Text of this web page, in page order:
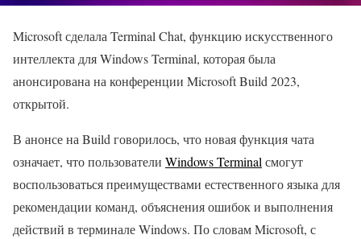
Microsoft сделала Terminal Chat, функцию искусственного
интеллекта для Windows Terminal, которая была
анонсирована на конференции Microsoft Build 2023,
открытой.
В анонсе на Build говорилось, что новая функция чата
означает, что пользователи Windows Terminalсмогут
воспользоваться преимуществами естественного языка для
рекомендации команд, объяснения ошибок и выполнения
действий в терминале Windows. По словам Microsoft, с